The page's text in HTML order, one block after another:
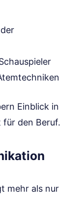
Einblick in
für den Beruf.
mehr als nur